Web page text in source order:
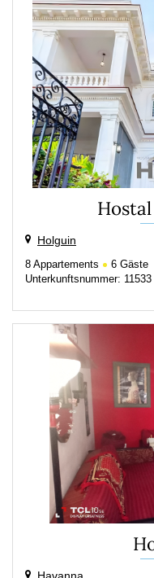
Holguin
8 Appartements 6 Gäste
Unterkunftsnummer: 11533